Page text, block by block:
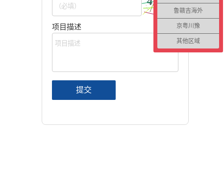
项目描述
提交
鲁赣吉海外
京粤川豫
其他区域